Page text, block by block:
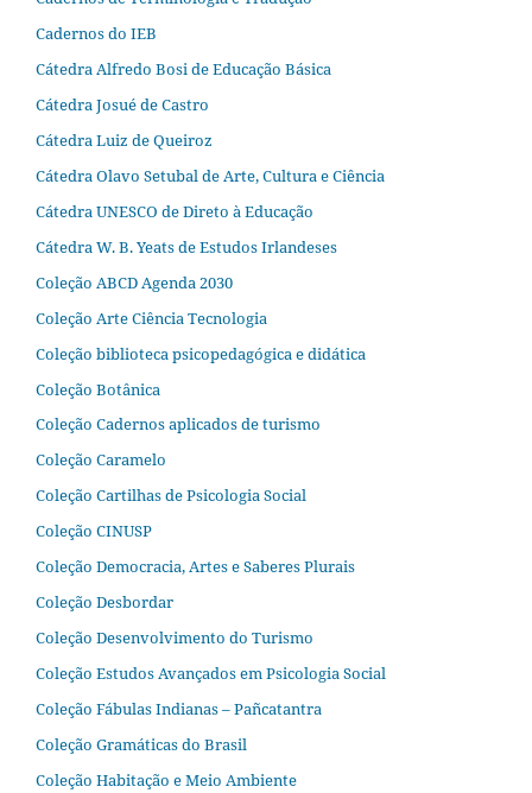
Cadernos do IEB
Cátedra Alfredo Bosi de Educação Básica
Cátedra Josué de Castro
Cátedra Luiz de Queiroz
Cátedra Olavo Setubal de Arte, Cultura e Ciência
Cátedra UNESCO de Direto à Educação
Cátedra W. B. Yeats de Estudos Irlandeses
Coleção ABCD Agenda 2030
Coleção Arte Ciência Tecnologia
Coleção biblioteca psicopedagógica e didática
Coleção Botânica
Coleção Cadernos aplicados de turismo
Coleção Caramelo
Coleção Cartilhas de Psicologia Social
Coleção CINUSP
Coleção Democracia, Artes e Saberes Plurais
Coleção Desbordar
Coleção Desenvolvimento do Turismo
Coleção Estudos Avançados em Psicologia Social
Coleção Fábulas Indianas – Pañcatantra
Coleção Gramáticas do Brasil
Coleção Habitação e Meio Ambiente